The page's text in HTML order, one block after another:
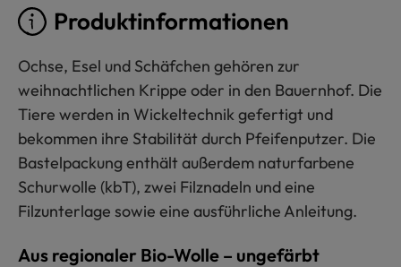
Produktinformationen
Ochse, Esel und Schäfchen gehören zur
weihnachtlichen Krippe oder in den Bauernhof. Die
Tiere werden in Wickeltechnik gefertigt und
bekommen ihre Stabilität durch Pfeifenputzer. Die
Bastelpackung enthält außerdem naturfarbene
Schurwolle (kbT), zwei Filznadeln und eine
Filzunterlage sowie eine ausführliche Anleitung.
Aus regionaler Bio-Wolle – ungefärbt